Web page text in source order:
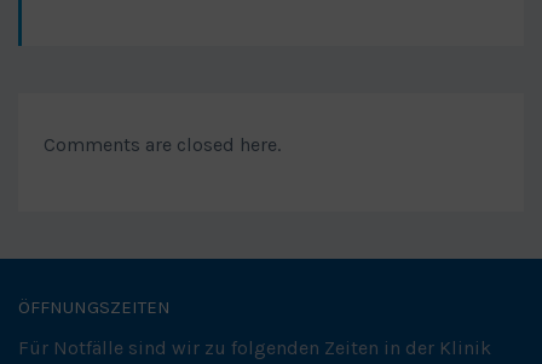
Comments are closed here.
ÖFFNUNGSZEITEN
Für Notfälle sind wir zu folgenden Zeiten in der Klinik